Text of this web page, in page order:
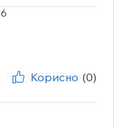
Корисно (0)